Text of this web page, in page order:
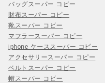
バッグスーパー コピー
財布スーパー コピー
靴スーパー コピー
マフラースーパー コピー
iphone ケーススーパー コピー
アクセサリースーパー コピー
ベルトスーパー コピー
帽スーパー コピー